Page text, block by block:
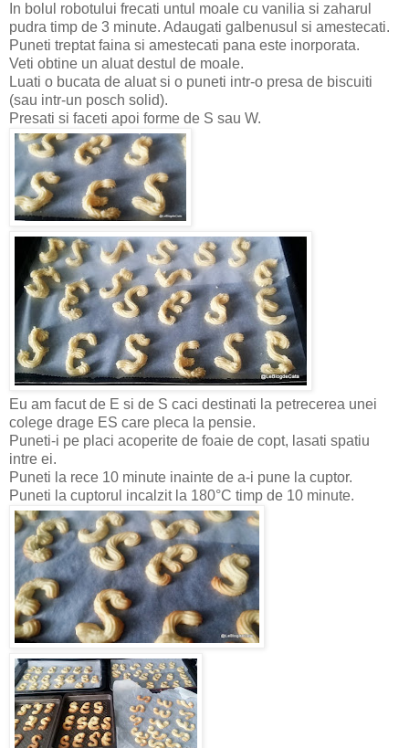
In bolul robotului frecati untul moale cu vanilia si zaharul
pudra timp de 3 minute. Adaugati galbenusul si amestecati.
Puneti treptat faina si amestecati pana este inorporata.
Veti obtine un aluat destul de moale.
Luati o bucata de aluat si o puneti intr-o presa de biscuiti
(sau intr-un posch solid).
Presati si faceti apoi forme de S sau W.
Eu am facut de E si de S caci destinati la petrecerea unei
colege drage ES care pleca la pensie.
Puneti-i pe placi acoperite de foaie de copt, lasati spatiu
intre ei.
Puneti la rece 10 minute inainte de a-i pune la cuptor.
Puneti la cuptorul incalzit la 180°C timp de 10 minute.